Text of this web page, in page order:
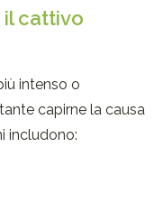
il cattivo
intenso o
capirne la causa
includono: